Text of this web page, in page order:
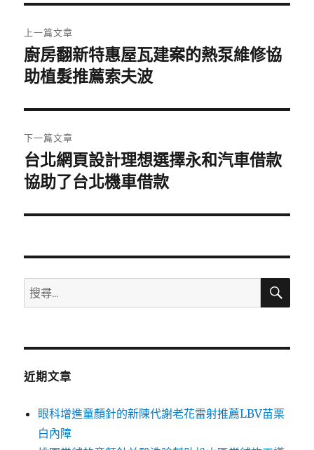
章
導
覽
上一篇文章
上
一
文
章:
廚房翻新特惠屋瓦建案的熱泵維修協
助植髮推薦索夫波
下一篇文章
下
一
文
台北網頁設計理想選擇永和汽車借款
協助了台北機車借款
搜
尋
鍵
搜
近期文章
眼科增進童顏針的新陳代謝老花雷射推薦LBV苗栗
白內障